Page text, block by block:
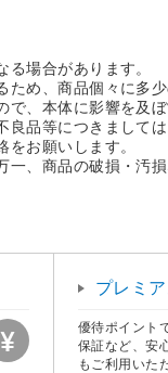
場合があります。
め、商品個々に多少
、本体に影響を及
品等につきまして
お願いします。
、商品の破損・汚
プレミア
優待ポイント
保証など、安
もご利用いた